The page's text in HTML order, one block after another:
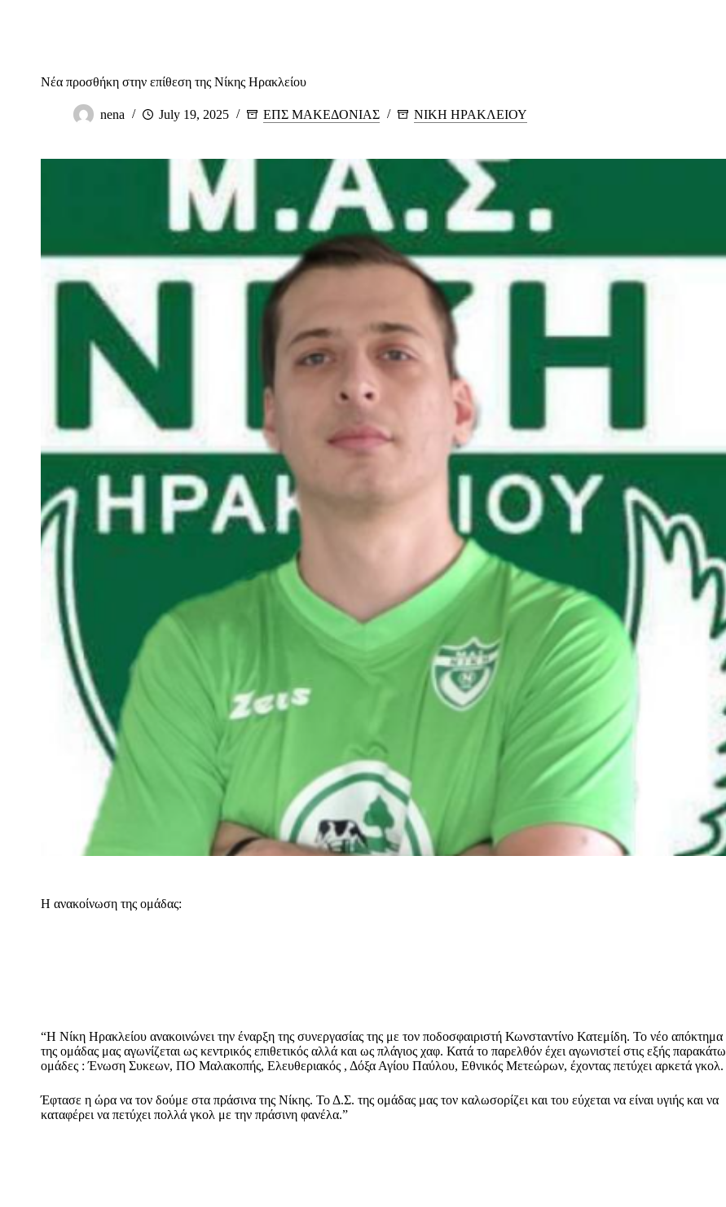
Νέα προσθήκη στην επίθεση της Νίκης Ηρακλείου
nena July 19, 2025 ΕΠΣ ΜΑΚΕΔΟΝΙΑΣ ΝΙΚΗ ΗΡΑΚΛΕΙΟΥ
Η ανακοίνωση της ομάδας:
“Η Νίκη Ηρακλείου ανακοινώνει την έναρξη της συνεργασίας της με τον ποδοσφαιριστή Κωνσταντίνο Κατεμίδη. Το νέο απόκτημα
της ομάδας μας αγωνίζεται ως κεντρικός επιθετικός αλλά και ως πλάγιος χαφ. Κατά το παρελθόν έχει αγωνιστεί στις εξής παρακάτω
ομάδες : Ένωση Συκεων, ΠΟ Μαλακοπής, Ελευθεριακός , Δόξα Αγίου Παύλου, Εθνικός Μετεώρων, έχοντας πετύχει αρκετά γκολ.
Έφτασε η ώρα να τον δούμε στα πράσινα της Νίκης. Το Δ.Σ. της ομάδας μας τον καλωσορίζει και του εύχεται να είναι υγιής και να
καταφέρει να πετύχει πολλά γκολ με την πράσινη φανέλα.”